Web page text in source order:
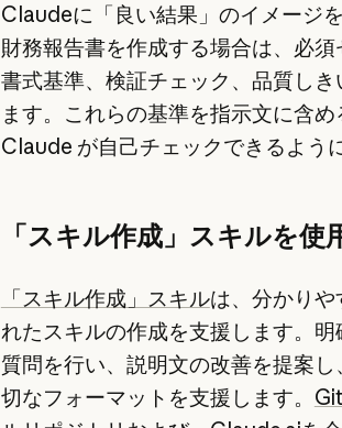
Claudeに「良い結果」のイメージ
財務報告書を作成する場合は、必
書式基準、検証チェック、品質し
ます。これらの基準を指示文に含
Claude が自己チェックできるよう
「スキル作成」スキルを使
「スキル作成」スキルは、分かり
れたスキルの作成を支援します。
質問を行い、説明文の改善を提案
切なフォーマットを支援します。